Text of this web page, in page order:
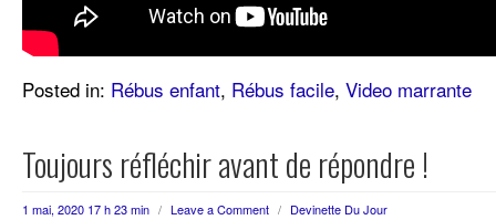
Posted in: Rébus enfant, Rébus facile, Video marrante
Toujours réfléchir avant de répondre !
1 mai, 2020 17 h 23 min / Leave a Comment / Devinette Du Jour